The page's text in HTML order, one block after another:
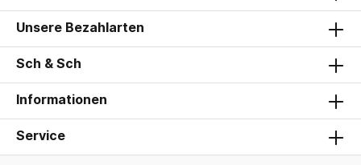
Unsere Bezahlarten
Sch & Sch
Informationen
Service